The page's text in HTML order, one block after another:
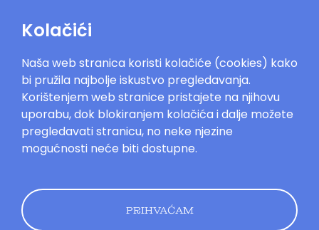
POWER
IN THE MOOD
Mood.hr©2023. Sva prava zadržana.
korištenja
Politika kolačića
Pravila
privatnosti
Dizajn by
Kolačići
Naša web stranica koristi kolačiće (cookies) kako
bi pružila najbolje iskustvo pregledavanja.
Korištenjem web stranice pristajete na njihovu
uporabu, dok blokiranjem kolačića i dalje možete
pregledavati stranicu, no neke njezine
mogućnosti neće biti dostupne.
PRIHVAĆAM